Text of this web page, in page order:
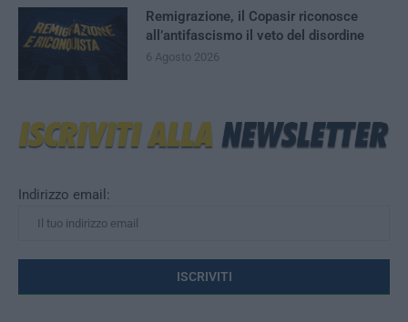
Indirizzo email:
Remigrazione, il Copasir riconosce
all’antifascismo il veto del disordine
6 Agosto 2026